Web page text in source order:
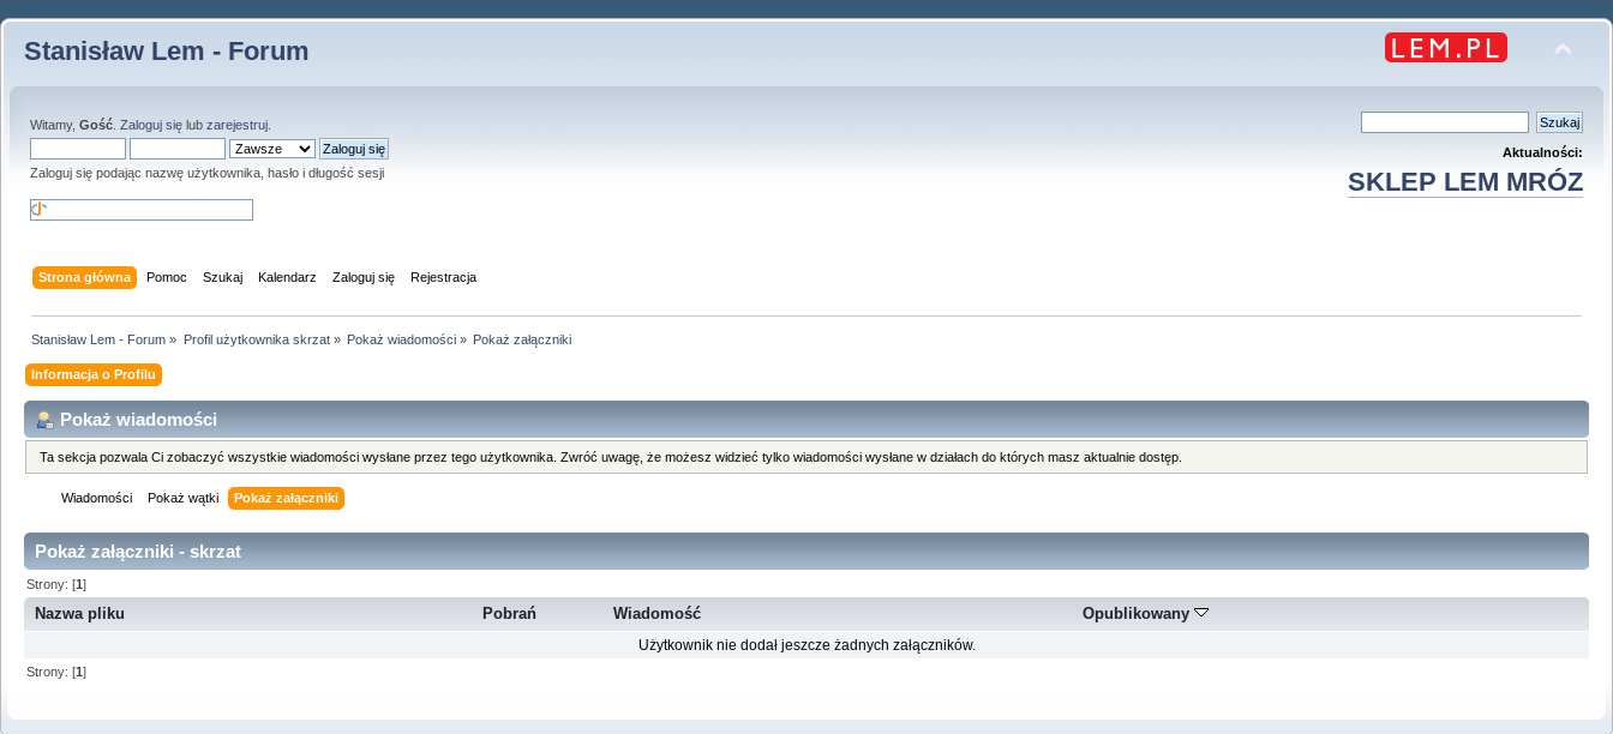
Stanisław Lem - Forum
Witamy, Gość Zaloguj się lub zarejestruj
Zaloguj się podając nazwę użytkownika, hasło i długość sesji
Aktualności:
SKLEP LEM MRÓZ
Strona główna Pomoc Szukaj Kalendarz Zaloguj się Rejestracja
Stanisław Lem - Forum » Profil użytkownika skrzat» Pokaż wiadomości» Pokaż załączniki
Informacja o Profilu
Pokaż wiadomości
Ta sekcja pozwala Ci zobaczyć wszystkie wiadomości wysłane przez tego użytkownika. Zwróć uwagę, że możesz widzieć tylko wiadomości wysłane w działach do których masz aktualnie dostęp.
Wiadomości Pokaż wątki Pokaż załączniki
Pokaż załączniki - skrzat
Strony: [1]
Nazwa pliku Pobrań Wiadomość Opublikowany
Użytkownik nie dodał jeszcze żadnych załączników.
Strony: [1]